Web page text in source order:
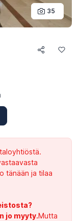
35
tänään ja tilaa
jo myyty.Mutta